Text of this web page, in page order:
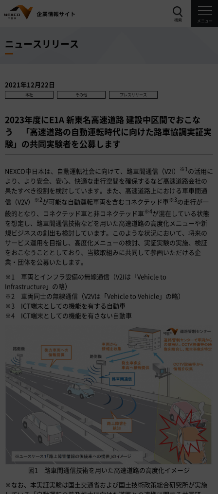
検索 メニュー
ニュースリリース
2021年12月22日
本社 その他 プレスリリース
2023年度にE1A 新東名高速道路 建設中区間でおこな
う 「高速道路の自動運転時代に向けた路車協調実証実
験」の共同実験者を公募します
NEXCO中日本は、自動運転社会に向けて、路車間通信（V2I） ※1の活用に
より、より安全、安心、快適な走行空間を確保するなど高速道路会社の
果たすべき役割を検討しています。また、高速道路上における車車間通
信（V2V）
※2が可能な自動運転車両を含むコネクテッド車※3の走行が一
般的となり、コネクテッド車と非コネクテッド車※4が混在している状態
を想定し、路車間通信技術などを用いた高速道路の高度化メニューや新
規ビジネスの創出も検討しています。このような状況において、将来の
サービス運用を目指し、高度化メニューの検討、実証実験の実施、検証
をおこなうこととしており、当該取組みに共同して参画いただける企
業・団体を公募いたします。
※1 車両とインフラ設備の無線通信（V2Iは「Vehicle to
Infrastructure」の略）
※2 車両同士の無線通信（V2Vは「Vehicle to Vehicle」の略）
※3 ICT端末としての機能を有する自動車
※4 ICT端末としての機能を有さない自動車
図1 路車間通信技術を用いた高速道路の高度化イメージ
※なお、本実証実験は国土交通省および国土技術政策総合研究所が実施